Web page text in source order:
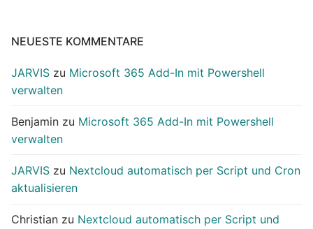
NEUESTE KOMMENTARE
JARVIS zu Microsoft 365 Add-In mit Powershell
verwalten
Benjamin zu Microsoft 365 Add-In mit Powershell
verwalten
JARVIS zu Nextcloud automatisch per Script und Cron
aktualisieren
Christian zu Nextcloud automatisch per Script und